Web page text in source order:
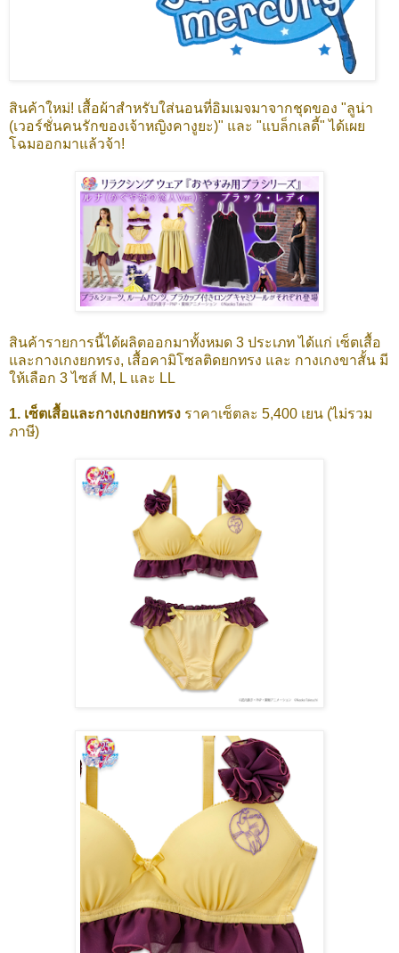
สินค้าใหม่! เสื้อผ้าสำหรับใส่นอนที่อิมเมจมาจากชุดของ "ลูน่า
(เวอร์ชั่นคนรักของเจ้าหญิงคางูยะ)" และ "แบล็กเลดี้" ได้เผย
โฉมออกมาแล้วจ้า!
สินค้ารายการนี้ได้ผลิตออกมาทั้งหมด 3 ประเภท ได้แก่ เซ็ตเสื้อ
และกางเกงยกทรง, เสื้อคามิโซลติดยกทรง และ กางเกงขาสั้น มี
ให้เลือก 3 ไซส์ M, L และ LL
1. เซ็ตเสื้อและกางเกงยกทรง ราคาเซ็ตละ 5,400 เยน (ไม่รวม
ภาษี)